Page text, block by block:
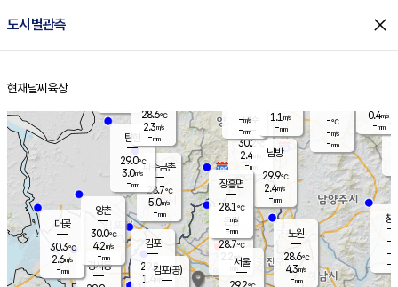
도시별관측 close
홈
현재날씨 육상
양주
30.2℃
2.4
-mm
경서동
파주금촌
28.7℃
5.0m/s
-mm
-℃
-m/s
-mm
대곶
30.3℃
2.6m/s
-mm
창
-
-m/
-
탄현
29.0℃
3.0m/s
-mm
0.4m/s
-mm
김포
29.8℃
1.4 m/s
양촌
30.0℃
4.2m/s
-mm
은평
28.7℃
2.2 m/s
- mm
노원
28.6℃
4.3m/s
-mm
남방
29.9℃
2.4m/s
-mm
장흥면
28.1℃
-m/s
-mm
-m/s
-mm
김포(공)
서울
28.6℃
2.3m/s
-mm
1.1 m/s
-mm